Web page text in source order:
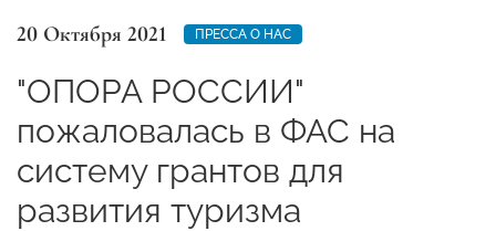
20 Октября 2021 ПРЕССА О НАС
"ОПОРА РОССИИ"
пожаловалась в ФАС на
систему грантов для
развития туризма